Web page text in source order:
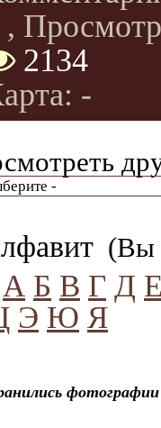
,
2134
-
(Вы
А Б В Г Д
Э Ю Я